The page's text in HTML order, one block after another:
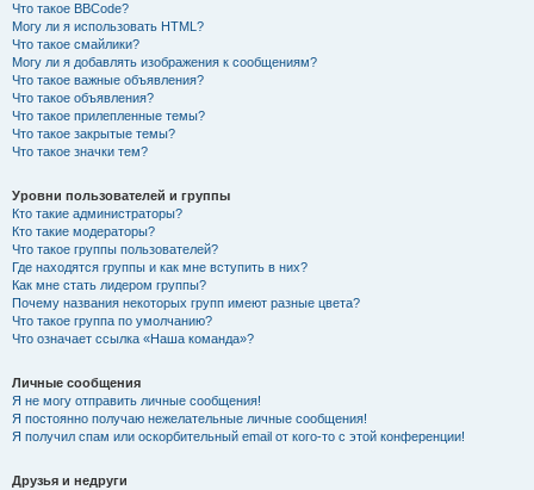
Что такое BBCode?
Могу ли я использовать HTML?
Что такое смайлики?
Могу ли я добавлять изображения к сообщениям?
Что такое важные объявления?
Что такое объявления?
Что такое прилепленные темы?
Что такое закрытые темы?
Что такое значки тем?
Уровни пользователей и группы
Кто такие администраторы?
Кто такие модераторы?
Что такое группы пользователей?
Где находятся группы и как мне вступить в них?
Как мне стать лидером группы?
Почему названия некоторых групп имеют разные цвета?
Что такое группа по умолчанию?
Что означает ссылка «Наша команда»?
Личные сообщения
Я не могу отправить личные сообщения!
Я постоянно получаю нежелательные личные сообщения!
Я получил спам или оскорбительный email от кого-то с этой конференции!
Друзья и недруги